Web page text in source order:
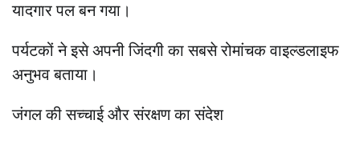
यादगार पल बन गया।
पर्यटकों ने इसे अपनी जिंदगी का सबसे रोमांचक वाइल्डलाइफ
अनुभव बताया।
जंगल की सच्चाई और संरक्षण का संदेश